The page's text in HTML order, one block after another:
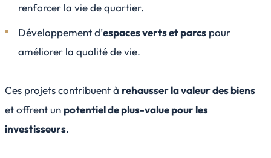
renforcer la vie de quartier.
Développement d’espaces verts et parcs pour
améliorer la qualité de vie.
Ces projets contribuent à rehausser la valeur des biens
et offrent un potentiel de plus-value pour les
investisseurs.